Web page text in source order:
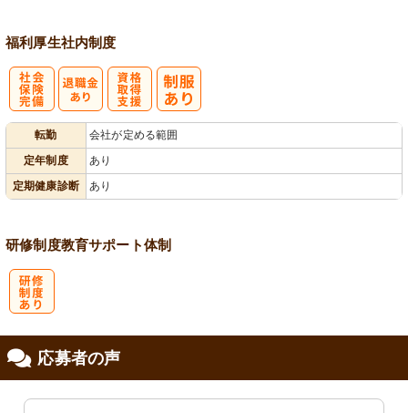
福利厚生社内制度
転勤
会社が定める範囲
定年制度
あり
定期健康診断
あり
研修制度教育サポート体制
応募者の声